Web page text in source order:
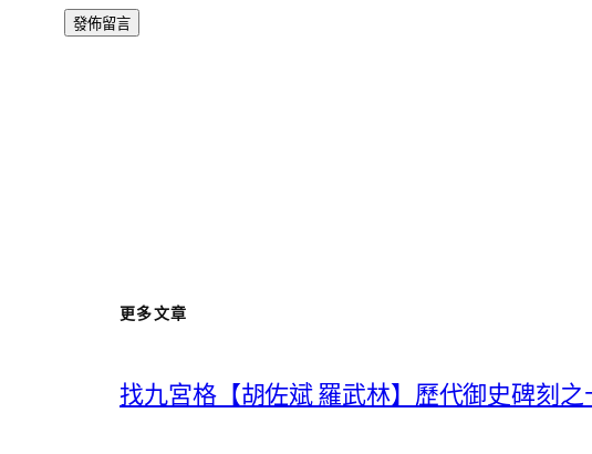
更多文章
找九宮格【胡佐斌 羅武林】歷代御史碑刻